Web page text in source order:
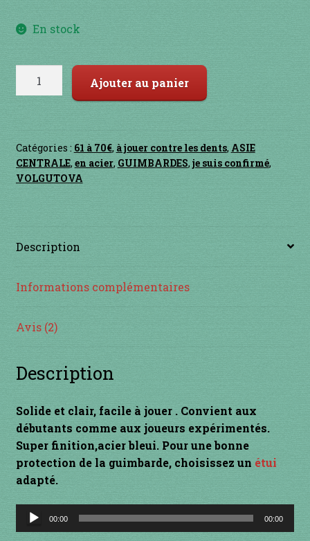
en acier
en bambou
en bronze
en cuivre
en laiton
GUIMBARDES
INSTRUMENTS DIVERS
je suis confirmé
je suis débutant
Liens
Mon Compte
Newsletter
En stock
Ajouter au panier
Catégories : 61 à 70€, à jouer contre les dents, ASIE
CENTRALE,en acier, GUIMBARDES, je suis confirmé,
VOLGUTOVA
Description
Informations complémentaires
Avis (2)
Description
Solide et clair, facile à jouer . Convient aux
débutants comme aux joueurs expérimentés.
Super finition,acier bleui. Pour une bonne
protection de la guimbarde, choisissez un étui
adapté.
Lecteur
audio
00:00 00:00